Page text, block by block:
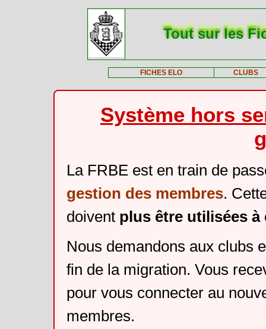
Tout sur les
FICHES ELO CLUBS
Système hors
La FRBE est en train de
gestion des membres.
doivent plus être utilisées
Nous demandons aux clubs
fin de la migration. Vous
pour vous connecter au
membres.